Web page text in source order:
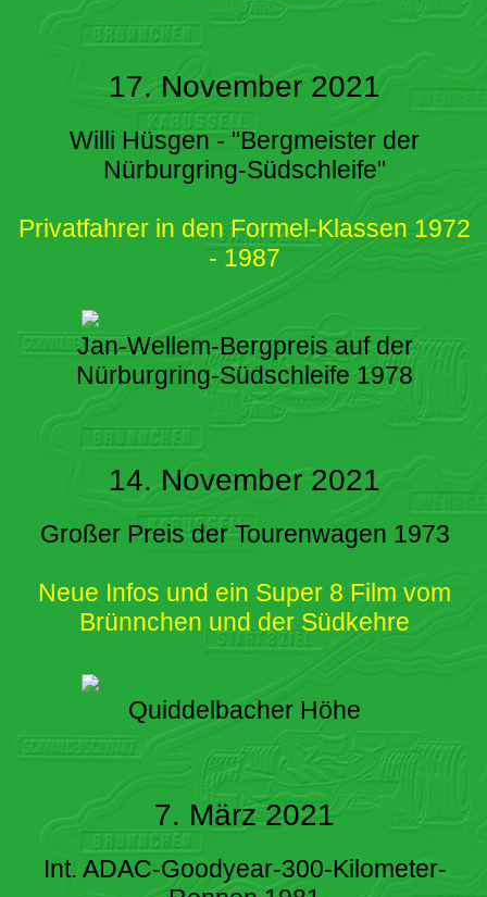
17. November 2021
Willi Hüsgen - "Bergmeister der
Nürburgring-Südschleife"
Privatfahrer in den Formel-Klassen 1972
- 1987
Jan-Wellem-Bergpreis auf der
Nürburgring-Südschleife 1978
14. November 2021
Großer Preis der Tourenwagen 1973
Neue Infos und ein Super 8 Film vom
Brünnchen und der Südkehre
Quiddelbacher Höhe
7. März 2021
Int. ADAC-Goodyear-300-Kilometer-